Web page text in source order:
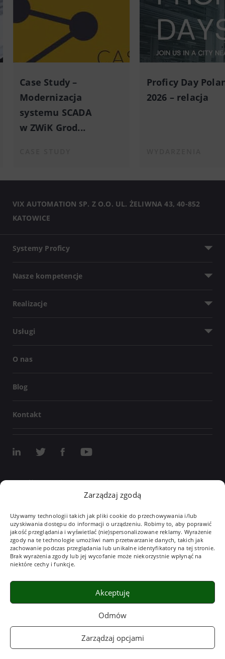
Zarządzaj zgodą
Używamy technologii takich jak pliki cookie do przechowywania i/lub
uzyskiwania dostępu do informacji o urządzeniu. Robimy to, aby poprawić
jakość przeglądania i wyświetlać (nie)spersonalizowane reklamy. Wyrażenie
zgody na te technologie umożliwi nam przetwarzanie danych, takich jak
zachowanie podczas przeglądania lub unikalne identyfikatory na tej stronie.
Brak wyrażenia zgody lub jej wycofanie może niekorzystnie wpłynąć na
niektóre cechy i funkcje.
Akceptuję
Odmów
Zarządzaj opcjami
Case Study –
Modernizacja
systemu SCADA
w ZWiK Grod...
Proficy Day
2026 – relacja
VIX AUTOMATION SP. Z O.O. UL. ŻELIWNA 43, 40-852
KATOWICE
Systemy Proficy
Nasze kompetencje
Realizacje
Usługi
O nas
Blog
Kontakt
Współpraca z integratorami
Dla studenta
Kariera
Potrzebujesz pomocy technicznej?
dt@vix.com.pl 32 782 71 98
Polityka prywatności
Jesteśmy Autoryzowanym
Dystrybutorem Oprogramowania i